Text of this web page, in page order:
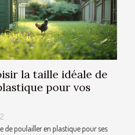
la taille idéale de
pour vos
de poulailler en plastique pour ses